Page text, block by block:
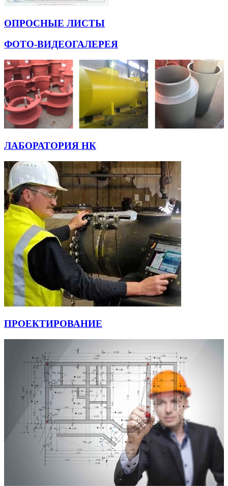
ОПРОСНЫЕ ЛИСТЫ
ФОТО-ВИДЕОГАЛЕРЕЯ
ЛАБОРАТОРИЯ НК
ПРОЕКТИРОВАНИЕ